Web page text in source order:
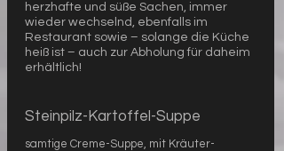
herzhafte und süße Sachen, immer
wieder wechselnd, ebenfalls im
Restaurant sowie – solange die Küche
heiß ist – auch zur Abholung für daheim
erhältlich!
Steinpilz-Kartoffel-Suppe
samtige Creme-Suppe, mit Kräuter-